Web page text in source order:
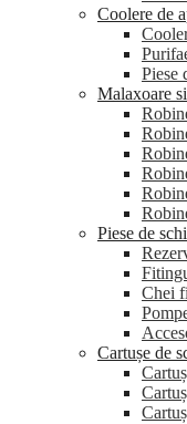
Coolere de
Piese
Malaxoare
Piese de
Chei
Cartușe de